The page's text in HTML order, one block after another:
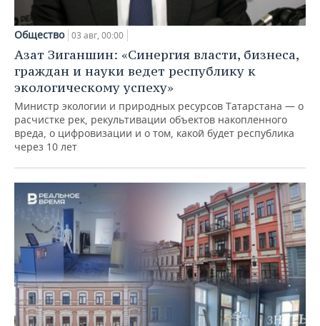
Общество 03 авг, 00:00
Азат Зиганшин: «Синергия власти, бизнеса,
граждан и науки ведет республику к
экологическому успеху»
Министр экологии и природных ресурсов Татарстана — о
расчистке рек, рекультивации объектов накопленного
вреда, о цифровизации и о том, какой будет республика
через 10 лет